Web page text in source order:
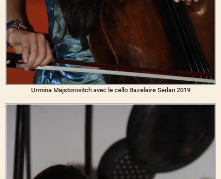
Urmina Majstorovitch avec le cello Bazelaire Sedan 2019